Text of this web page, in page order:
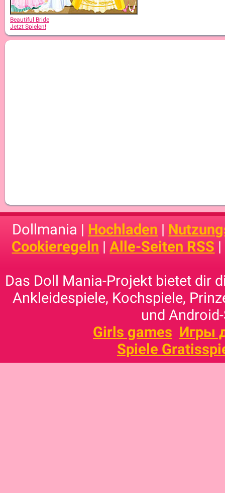
Beautiful Bride
Jetzt Spielen!
Dollmania | Hochladen |
Cookieregeln |Alle-Seiten RSS |
Das Doll Mania-Projekt bietet dir
Ankleidespiele, Kochspiele,
und
Girls games Игры
Spiele